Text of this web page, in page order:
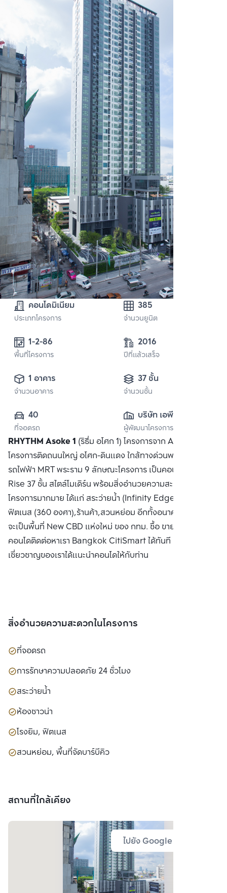
คอนโดมิเนียม
ประเภทโครงการ
385
จำนวนยูนิต
1-2-86
พื้นที่โครงการ
2016
ปีที่แล้วเสร็จ
1 อาคาร
จำนวนอาคาร
37 ชั้น
จำนวนชั้น
40
ที่จอดรถ
บริษัท เอพี (ไทย
แลนด์)
จำกัด(มหาชน)
ผู้พัฒนาโครงการ
RHYTHM Asoke 1 (ริธึ่ม อโศก 1) โครงการจาก AP เป็น
โครงการติดถนนใหญ่ อโศก-ดินแดง ใกล้ทางด่วนพระราม 9 และ
รถไฟฟ้า MRT พระราม 9 ลักษณะโครงการ เป็นคอนโด High
Rise 37 ชั้น สไตล์โมเดิร์น พร้อมสิ่งอำนวยความสะดวกภายใน
โครงการมากมาย ได้แก่ สระว่ายน้ำ (Infinity Edge Pool),
ฟิตเนส (360 องศา),ร้านค้า,สวนหย่อม อีกทั้งอนาคตบนทำเลนี้
จะเป็นพื้นที่ New CBD แห่งใหม่ ของ กทม. ซื้อ ขาย หรือ เช่า
คอนโดติดต่อหาเรา Bangkok CitiSmart ได้ทันที เพื่อให้ผู้
เชี่ยวชาญของเราได้แนะนำคอนโดให้กับท่าน
สิ่งอำนวยความสะดวกในโครงการ
ที่จอดรถ
การรักษาความปลอดภัย 24 ชั่วโมง
สระว่ายน้ำ
ห้องซาวน่า
โรงยิม, ฟิตเนส
สวนหย่อม, พื้นที่จัดบาร์บีคิว
สถานที่ใกล้เคียง
ไปยัง Google Map